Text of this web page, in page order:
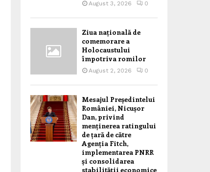
August 3, 2026 0
Ziua națională de
comemorare a
Holocaustului
împotriva romilor
August 2, 2026 0
Mesajul Președintelui
României, Nicușor
Dan, privind
menținerea ratingului
de țară de către
Agenția Fitch,
implementarea PNRR
și consolidarea
stabilității economice